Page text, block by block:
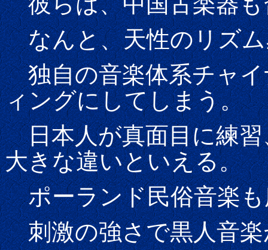
なんと、天性のリズム
独自の音楽体系チャイ
ィングにしてしまう。
日本人が真面目に練習
大きな違いといえる。
ポーランド民俗音楽も
刺激の強さで黒人音楽